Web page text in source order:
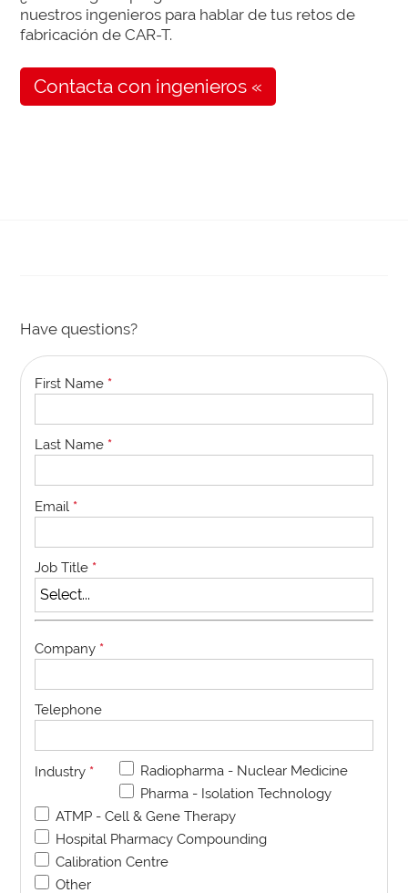
nuestros ingenieros para hablar de tus retos de
fabricación de CAR-T.
Contacta con ingenieros «
Have questions?
First Name *
Last Name *
Email *
Job Title *
Company *
Telephone
Industry *
Radiopharma - Nuclear Medicine
Pharma - Isolation Technology
ATMP - Cell & Gene Therapy
Hospital Pharmacy Compounding
Calibration Centre
Other